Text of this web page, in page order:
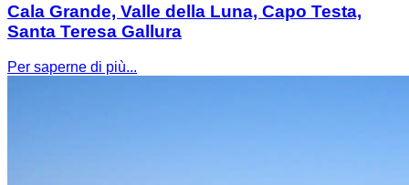
Cala Grande, Valle della Luna, Capo Testa,
Santa Teresa Gallura
Per saperne di più...